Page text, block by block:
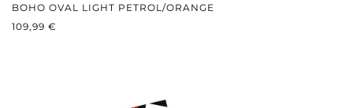
BOHO OVAL LIGHT PETROL/ORANGE
REGULÄRER PREIS:
109,99 €